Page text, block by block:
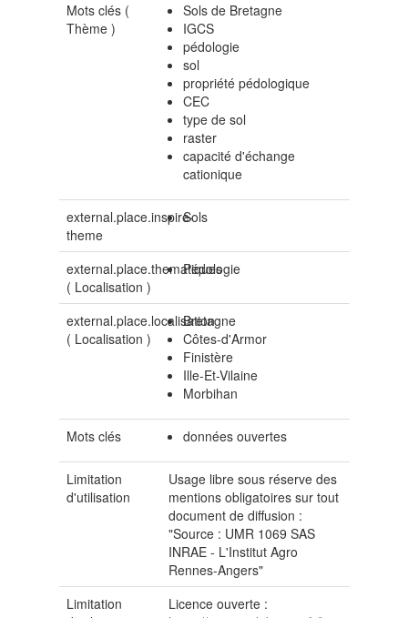
Mots clés (
Thème )
Sols de Bretagne
IGCS
pédologie
sol
propriété pédologique
CEC
type de sol
raster
capacité d'échange
cationique
external.place.inspire-
theme
Sols
external.place.thematiques
( Localisation )
Pédologie
external.place.localisation
( Localisation )
Bretagne
Côtes-d'Armor
Finistère
Ille-Et-Vilaine
Morbihan
Mots clés données ouvertes
Limitation
d'utilisation
Usage libre sous réserve des
mentions obligatoires sur tout
document de diffusion :
"Source : UMR 1069 SAS
INRAE - L'Institut Agro
Rennes-Angers"
Limitation
Licence ouverte :